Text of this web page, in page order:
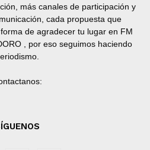
más canales de participación y
cada propuesta que
de agradecer tu lugar en FM
, por eso seguimos haciendo